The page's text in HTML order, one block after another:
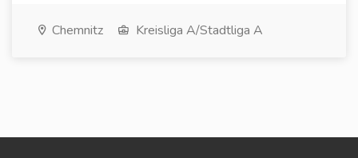
Chemnitz Kreisliga A/Stadtliga A